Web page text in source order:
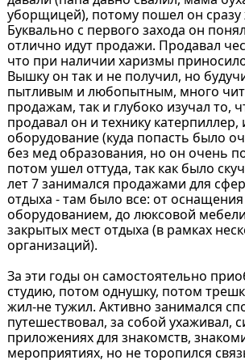
уборщицей), потому пошел он сразу
Буквально с первого захода он
отлично идут продажи. Продавал
что при наличии харизмы
Вышку он так и не получил, но
пытливым и любопытным, много
продажам, так и глубоко изучал то,
продавал он и технику
оборудование (куда попасть было
без мед образования, но он очень
потом ушел оттуда, так как было
лет 7 занимался продажами для
отдыха - там было все: от
оборудованием, до люксовой
закрытых мест отдыха (в рамках
организаций).
За эти годы он самостоятельно
студию, потом однушку, потом
жил-не тужил. Активно занимался
путешествовал, за собой ухаживал,
приложениях для знакомств,
мероприятиях, но не торопился